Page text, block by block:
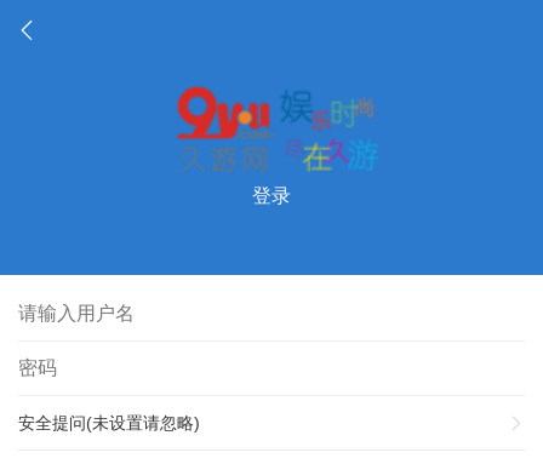
登录
安全提问(未设置请忽略)